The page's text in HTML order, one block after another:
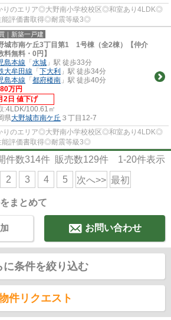
のエリア◎大野南小学校校区◎和室あり4LDK◎
能評価書取得◎耐震等級3◎
｜新築一戸建
城市南ケ丘3丁目第1 1号棟（全2棟）【仲介
料無料・0円】
島本線 「 水城 」駅 徒歩33分
大牟田線 「 下大利 」駅 徒歩34分
島本線 「 都府楼南 」駅 徒歩40分
万円
2日 値下げ
:4LDK/100.61㎡
県大野城市南ケ丘 ３丁目12-7
のエリア◎大野南小学校校区◎和室あり4LDK◎
能評価書取得◎耐震等級3◎
件数314件 販売数129件 1-20件表示
2 3 4 5 次へ>> 最初
まとめて
お問い合わせ
に条件を絞り込む
件リクエスト